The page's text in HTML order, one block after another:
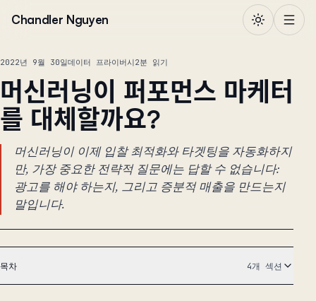
Chandler Nguyen
2022년 9월 30일데이터 프라이버시2분 읽기
머신러닝이 퍼포먼스 마케터
를 대체할까요?
머신러닝이 이제 입찰 최적화와 타겟팅을 자동화하지
만, 가장 중요한 전략적 질문에는 답할 수 없습니다:
광고를 해야 하는지, 그리고 증분적 매출을 만드는지
말입니다.
목차 4개 섹션